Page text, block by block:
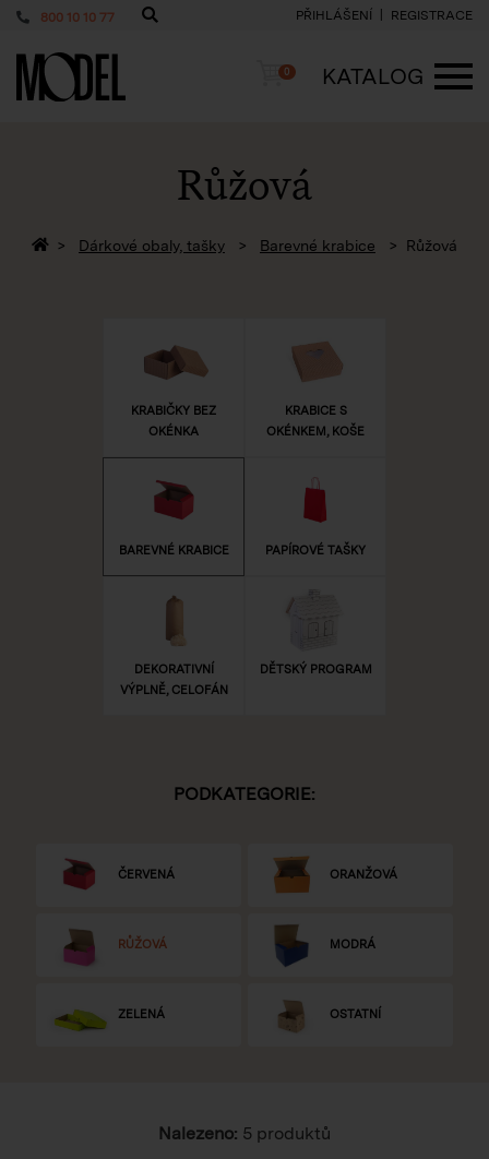
800 10 10 77 PŘIHLÁŠENÍ REGISTRACE
PackShop Košík
0
KATALOG
Růžová
Zpět na homepage
Dárkové obaly, tašky Barevné krabice Růžová
KRABIČKY BEZ
OKÉNKA
KRABICE S
OKÉNKEM, KOŠE
BAREVNÉ KRABICE PAPÍROVÉ TAŠKY
DEKORATIVNÍ
VÝPLNĚ, CELOFÁN
DĚTSKÝ PROGRAM
PODKATEGORIE:
ČERVENÁ ORANŽOVÁ
RŮŽOVÁ MODRÁ
ZELENÁ OSTATNÍ
Nalezeno: 5 produktů